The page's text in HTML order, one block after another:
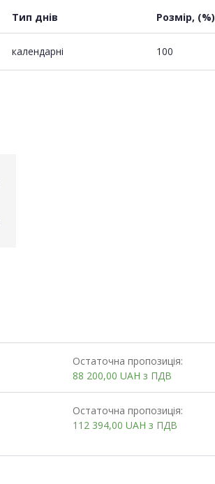
Тип днів Розмір, (%)
календарні 100
Остаточна пропозиція:
88 200,00UAHз ПДВ
Остаточна пропозиція:
112 394,00UAHз ПДВ